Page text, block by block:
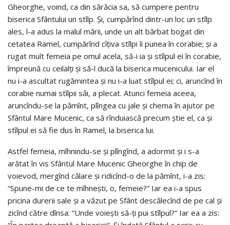
Gheorghe, voind, ca din sărăcia sa, să cumpere pentru
biserica Sfântului un stîlp. Şi, cumpărînd dintr-un loc un stîlp
ales, l-a adus la malul mării, unde un alt bărbat bogat din
cetatea Ramel, cumpărînd cîţiva stîlpi îi punea în corabie; şi a
rugat mult femeia pe omul acela, să-i ia şi stîlpul ei în corabie,
împreună cu ceilalţi şi să-l ducă la biserica mucenicului. Iar el
nu i-a ascultat rugămintea şi nu i-a luat stîlpul ei; ci, aruncînd în
corabie numai stîlpii săi, a plecat. Atunci femeia aceea,
aruncîndu-se la pămînt, plîngea cu jale şi chema în ajutor pe
Sfântul Mare Mucenic, ca să rînduiască precum ştie el, ca şi
stîlpul ei să fie dus în Ramel, la biserica lui.
Astfel femeia, mîhnindu-se şi plîngînd, a adormit şi i s-a
arătat în vis Sfântul Mare Mucenic Gheorghe în chip de
voievod, mergînd călare şi ridicînd-o de la pămînt, i-a zis:
“Spune-mi de ce te mîhneşti, o, femeie?” Iar ea i-a spus
pricina durerii sale şi a văzut pe Sfânt descălecînd de pe cal şi
zicînd către dînsa: “Unde voieşti să-ţi pui stîlpul?” Iar ea a zis: